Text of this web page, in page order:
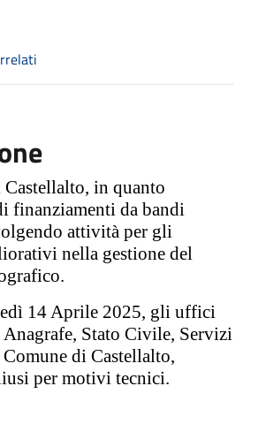
in quanto
finanziamenti da bandi
attività per gli
nella gestione del
14 Aprile 2025, gli uffici
Stato Civile, Servizi
di Castellalto,
per motivi tecnici.